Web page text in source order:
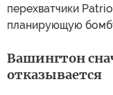
перехватчики
планирующую
Вашингтон
отказывается